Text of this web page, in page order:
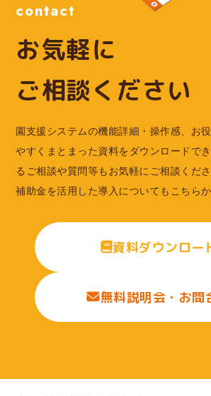
contact
お気軽に
ご相談ください
園支援システムの機能詳細・操作感、お
やすくまとまった資料をダウンロードで
るご相談や質問等もお気軽にご相談くださ
補助金を活用した導入についてもこちらか
資料ダウンロー
無料説明会・お問